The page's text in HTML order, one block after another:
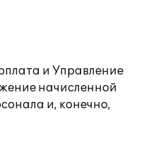
и Управление
начисленной
и, конечно,